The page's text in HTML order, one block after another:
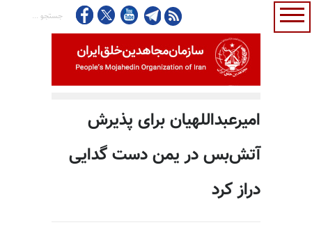
امیرعبداللهیان برای پذیرش
آتش‌بس در یمن دست گدایی
دراز کرد